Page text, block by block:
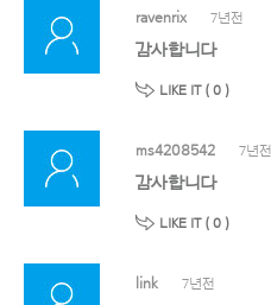
ravenrix 7년전
감사합니다
LIKE IT ( 0 )
ms4208542 7년전
감사합니다
LIKE IT ( 0 )
link 7년전